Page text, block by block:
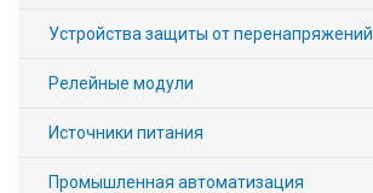
Устройства защиты от перенапряжений
Релейные модули
Источники питания
Промышленная автоматизация